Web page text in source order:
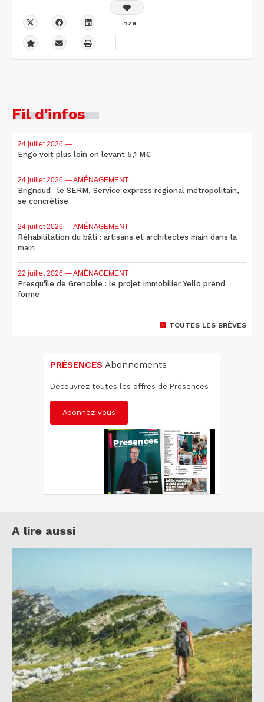
179
Fil d'infos
24 juillet 2026 —
Engo voit plus loin en levant 5,1 M€
24 juillet 2026 — AMÉNAGEMENT
Brignoud : le SERM, Service express régional métropolitain,
se concrétise
24 juillet 2026 — AMÉNAGEMENT
Réhabilitation du bâti : artisans et architectes main dans la
main
22 juillet 2026 — AMÉNAGEMENT
Presqu'île de Grenoble : le projet immobilier Yello prend
forme
TOUTES LES BRÈVES
PRÉSENCES Abonnements
Découvrez toutes les offres de Présences
Abonnez-vous
A lire aussi